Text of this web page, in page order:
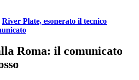
River Plate, esonerato il tecnico
Roma: il comunicato